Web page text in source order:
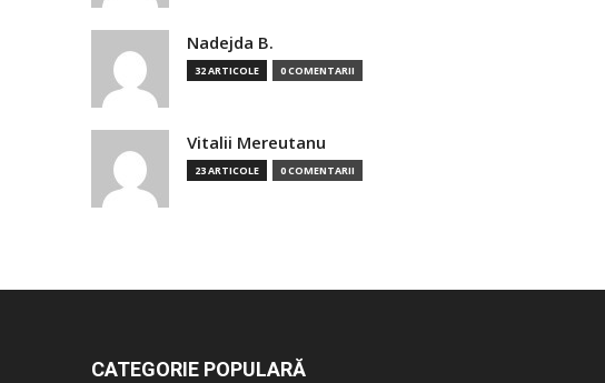
Nadejda B.
32 ARTICOLE 0 COMENTARII
Vitalii Mereutanu
23 ARTICOLE 0 COMENTARII
CATEGORIE POPULARĂ